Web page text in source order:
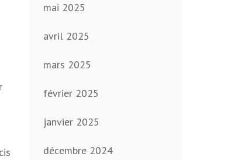
mai 2025
avril 2025
mars 2025
février 2025
janvier 2025
décembre 2024